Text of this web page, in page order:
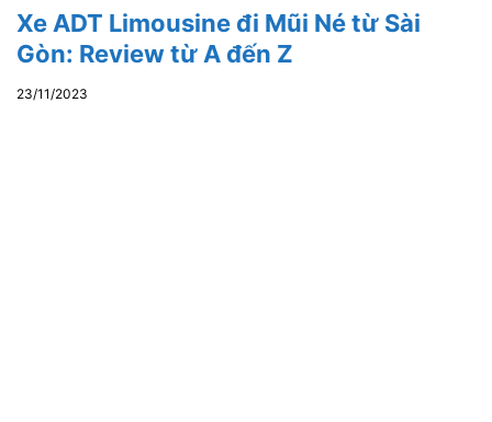
Xe ADT Limousine đi Mũi Né từ Sài
Gòn: Review từ A đến Z
23/11/2023